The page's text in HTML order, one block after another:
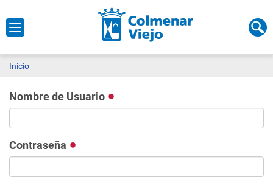
Inicio
Nombre de Usuario
Contraseña